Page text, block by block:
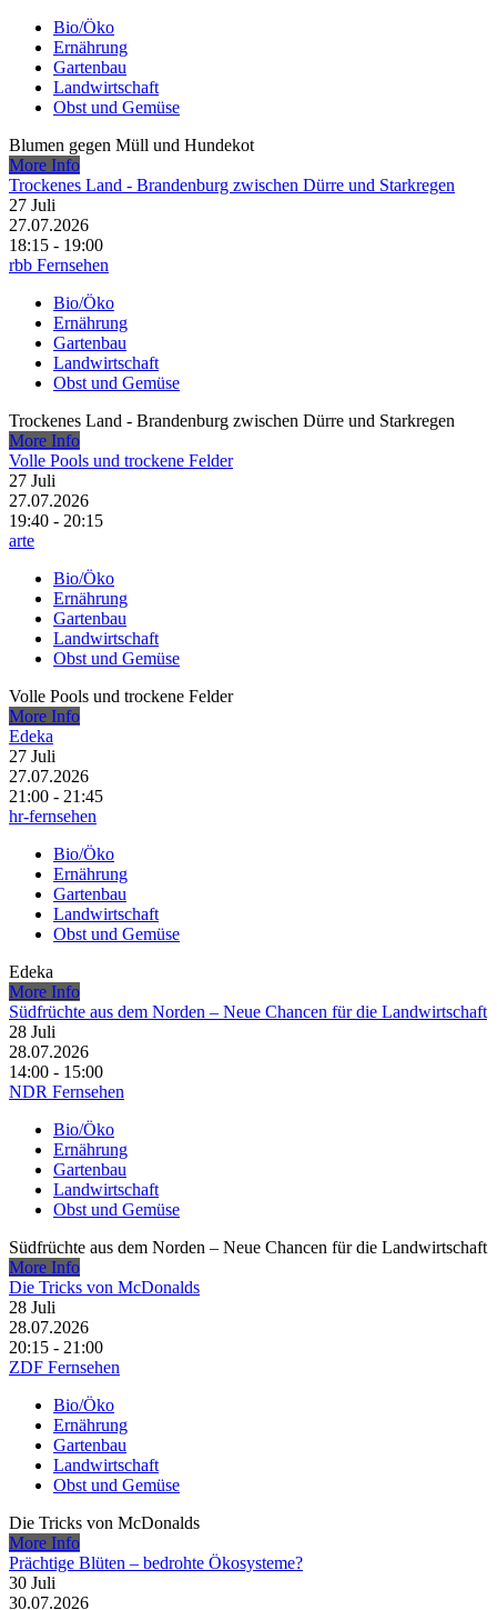
Bio/Öko
Ernährung
Gartenbau
Landwirtschaft
Obst und Gemüse
Blumen gegen Müll und Hundekot
More Info
Trockenes Land - Brandenburg zwischen Dürre und Starkregen
27 Juli
27.07.2026
18:15 - 19:00
rbb Fernsehen
Bio/Öko
Ernährung
Gartenbau
Landwirtschaft
Obst und Gemüse
Trockenes Land - Brandenburg zwischen Dürre und Starkregen
More Info
Volle Pools und trockene Felder
27 Juli
27.07.2026
19:40 - 20:15
arte
Bio/Öko
Ernährung
Gartenbau
Landwirtschaft
Obst und Gemüse
Volle Pools und trockene Felder
More Info
Edeka
27 Juli
27.07.2026
21:00 - 21:45
hr-fernsehen
Bio/Öko
Ernährung
Gartenbau
Landwirtschaft
Obst und Gemüse
Edeka
More Info
Südfrüchte aus dem Norden – Neue Chancen für die Landwirtschaft
28 Juli
28.07.2026
14:00 - 15:00
NDR Fernsehen
Bio/Öko
Ernährung
Gartenbau
Landwirtschaft
Obst und Gemüse
Südfrüchte aus dem Norden – Neue Chancen für die Landwirtschaft
More Info
Die Tricks von McDonalds
28 Juli
28.07.2026
20:15 - 21:00
ZDF Fernsehen
Bio/Öko
Ernährung
Gartenbau
Landwirtschaft
Obst und Gemüse
Die Tricks von McDonalds
More Info
Prächtige Blüten – bedrohte Ökosysteme?
30 Juli
30.07.2026